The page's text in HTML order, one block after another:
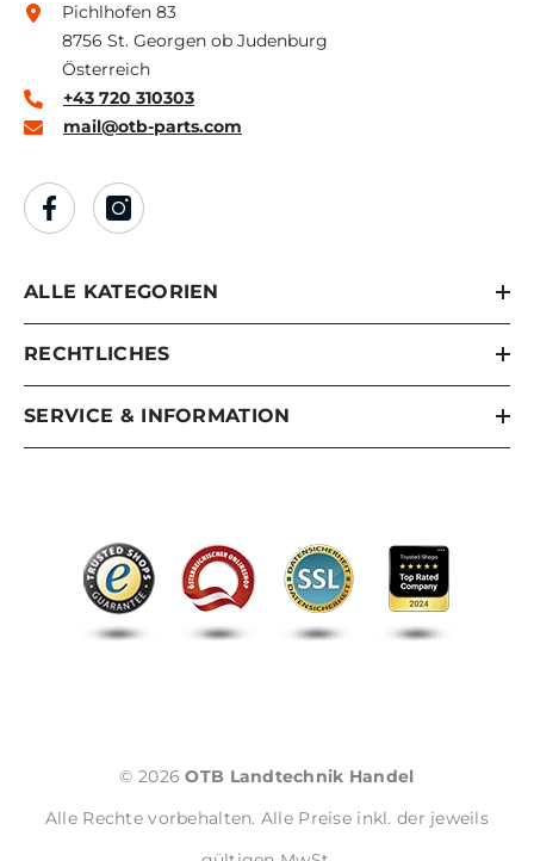
Pichlhofen 83
8756 St. Georgen ob Judenburg
Österreich
+43 720 310303
mail@otb-parts.com
ALLE KATEGORIEN
RECHTLICHES
SERVICE & INFORMATION
© 2026OTB Landtechnik Handel
Alle Rechte vorbehalten. Alle Preise inkl. der jeweils